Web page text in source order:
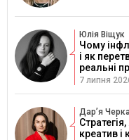
Юлія Віщук
Чому
і як
реальні
7 липня
Дарʼя
креатив і